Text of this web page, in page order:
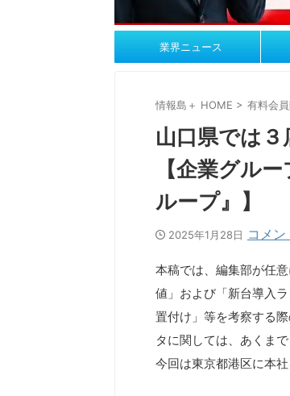
業界ニュース
情報島＋ HOME > 有料会
山口県では
【企業グル
ループ』】
2025年1月28日 コメ
本稿では、編集部が任
値」および「新台導入
置付け」等を考察する
タに関しては、あくま
今回は東京都港区に本